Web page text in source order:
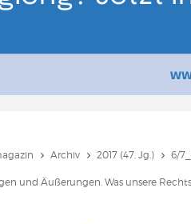
Archiv 2017 (47. Jg.) 6/
und Äußerungen. Was unsere